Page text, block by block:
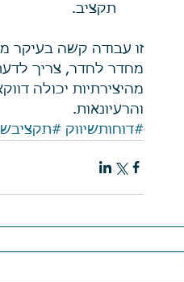
תקציב.
זו עבודה קשה בעיקר
מחדר לחדר, צריך
מהיצירתיות יכולה
והרעיונאות.
#דוחותשיווק